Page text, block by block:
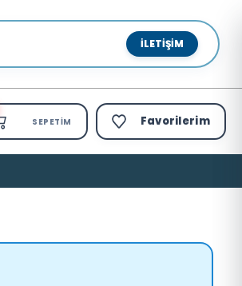
İLETIŞIM
SEPETIM Favorilerim